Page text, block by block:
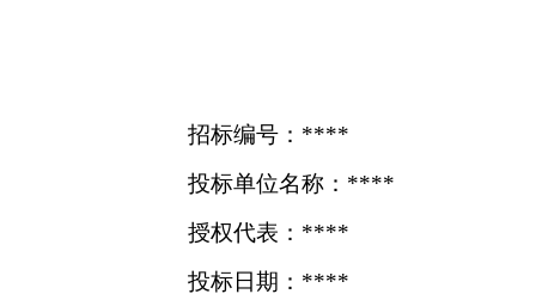
招标编号：****
投标单位名称：****
授权代表：****
投标日期：****